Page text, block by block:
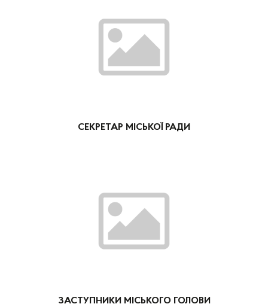
СЕКРЕТАР МІСЬКОЇ РАДИ
ЗАСТУПНИКИ МІСЬКОГО ГОЛОВИ